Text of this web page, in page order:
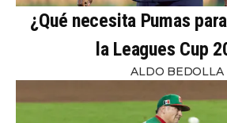
¿Qué necesita Pumas
la Leagues Cup
ALDO BEDOLLA